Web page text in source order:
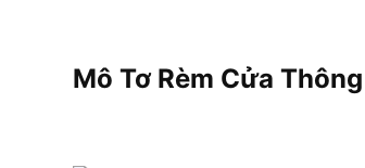
Mô Tơ Rèm